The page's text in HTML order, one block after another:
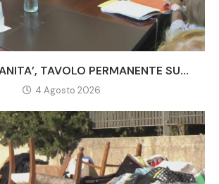
TAVOLO PERMANENTE SU...
4 Agosto 2026